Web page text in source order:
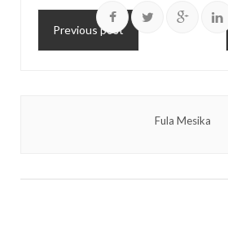
Previous post
Fula Mesika